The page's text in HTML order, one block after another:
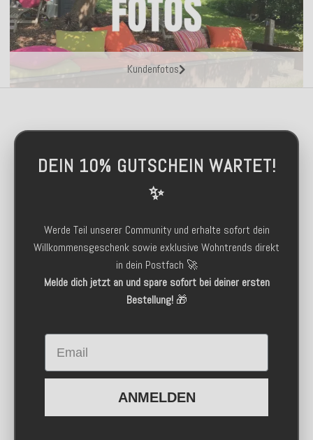
Kundenfotos
DEIN 10% GUTSCHEIN WARTET!
✨
Werde Teil unserer Community und erhalte sofort dein
Willkommensgeschenk sowie exklusive Wohntrends direkt
in dein Postfach 🚀
Melde dich jetzt an und spare sofort bei deiner ersten
Bestellung!🎁
Email
ANMELDEN